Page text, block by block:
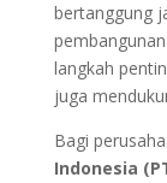
bertanggung
langkah
juga
Bagi
Indonesia